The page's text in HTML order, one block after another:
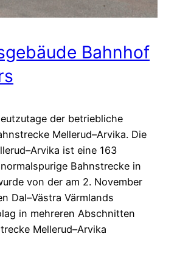
Bahnhof
der betriebliche
Mellerud–Arvika. Die
ist eine 163
Bahnstrecke in
von der am 2. November
Dal–Västra Värmlands
in mehreren Abschnitten
Mellerud–Arvika